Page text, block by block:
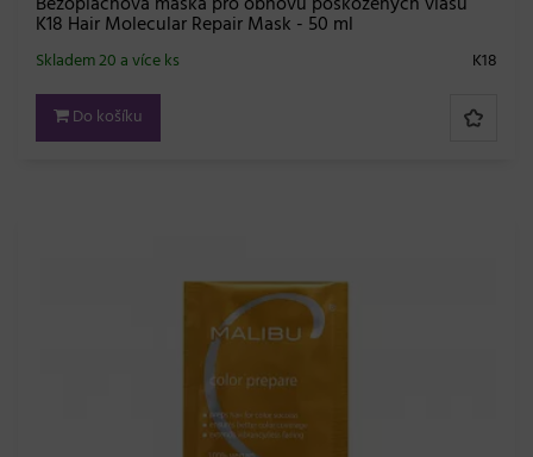
K18 Hair Molecular Repair Mask - 50 ml
K18
Skladem 20 a více ks
Do košíku